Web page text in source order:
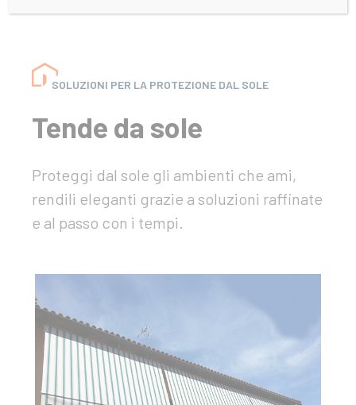
SOLUZIONI PER LA PROTEZIONE DAL SOLE
Tende da sole
Proteggi dal sole gli ambienti che ami,
rendili eleganti grazie a soluzioni raffinate
e al passo con i tempi.